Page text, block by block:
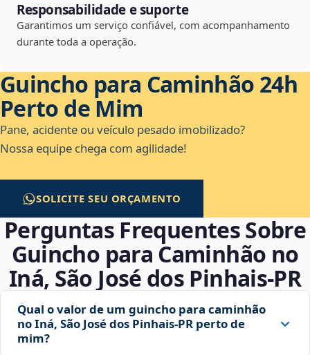
Responsabilidade e suporte
Garantimos um serviço confiável, com acompanhamento
durante toda a operação.
Guincho para Caminhão 24h
Perto de Mim
Pane, acidente ou veículo pesado imobilizado?
Nossa equipe chega com agilidade!
SOLICITE SEU ORÇAMENTO
Perguntas Frequentes Sobre
Guincho para Caminhão no
Iná, São José dos Pinhais‑PR
Qual o valor de um guincho para caminhão
no Iná, São José dos Pinhais‑PR perto de
mim?